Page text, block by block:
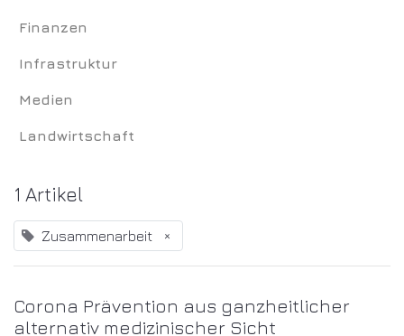
Finanzen
Infrastruktur
Medien
Landwirtschaft
1 Artikel
Zusammenarbeit ×
Corona Prävention aus ganzheitlicher
alternativ medizinischer Sicht